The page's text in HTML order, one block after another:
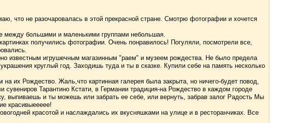
что не разочаровалась в этой прекрасной стране. Смотрю фотографии и хочется
между большими и маленькими группами небольшая.
получились фотографии. Очень понравилось! Погуляли, посмотрели все,
известным игрушечным магазинным "раем" и музеем рождества. Не было предела
круглый год. Заходишь туда и ты в сказке. Купили себе на память несколько
их Рождество. Жаль,что картинная галерея была закрыта, но ничего-будет повод,
Тарантино Кстати, в Германии традиция-на Рождество в каждом городе
выпиваешь и ты можешь или забрать ее себе, или вернуть, забрав залог Радость Мы
красивыеееее!
красотой и наслаждались их вкусняшками на улице и в ресторанчиках. Все